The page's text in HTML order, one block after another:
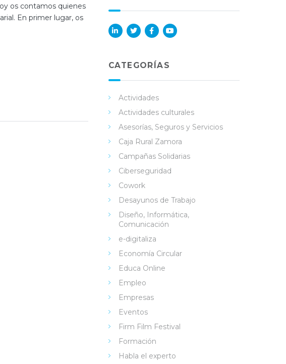
os contamos quienes
En primer lugar, os
in
ok
e
CATEGORÍAS
Actividades
Actividades culturales
Asesorías, Seguros y Servicios
Caja Rural Zamora
Campañas Solidarias
Ciberseguridad
Cowork
Desayunos de Trabajo
Diseño, Informática,
Comunicación
e-digitaliza
Economía Circular
Educa Online
Empleo
Empresas
Eventos
Firm Film Festival
Formación
Habla el experto